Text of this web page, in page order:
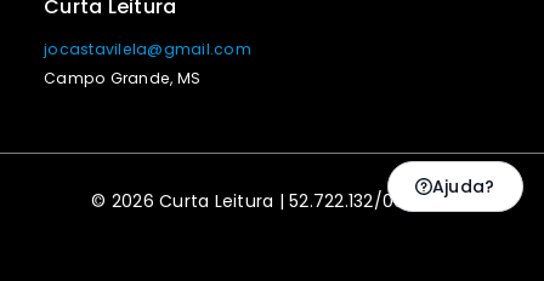
Curta Leitura
jocastavilela@gmail.com
Campo Grande, MS
© 2026 Curta Leitura | 52.722.132/0001-20
Ajuda?